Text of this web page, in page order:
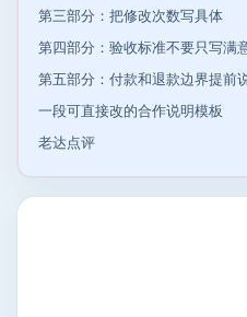
第三部分：把修改次数写具体
第四部分：验收标准不要只写满
第五部分：付款和退款边界提前
一段可直接改的合作说明模板
老达点评